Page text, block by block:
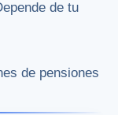
de tu
de pensiones